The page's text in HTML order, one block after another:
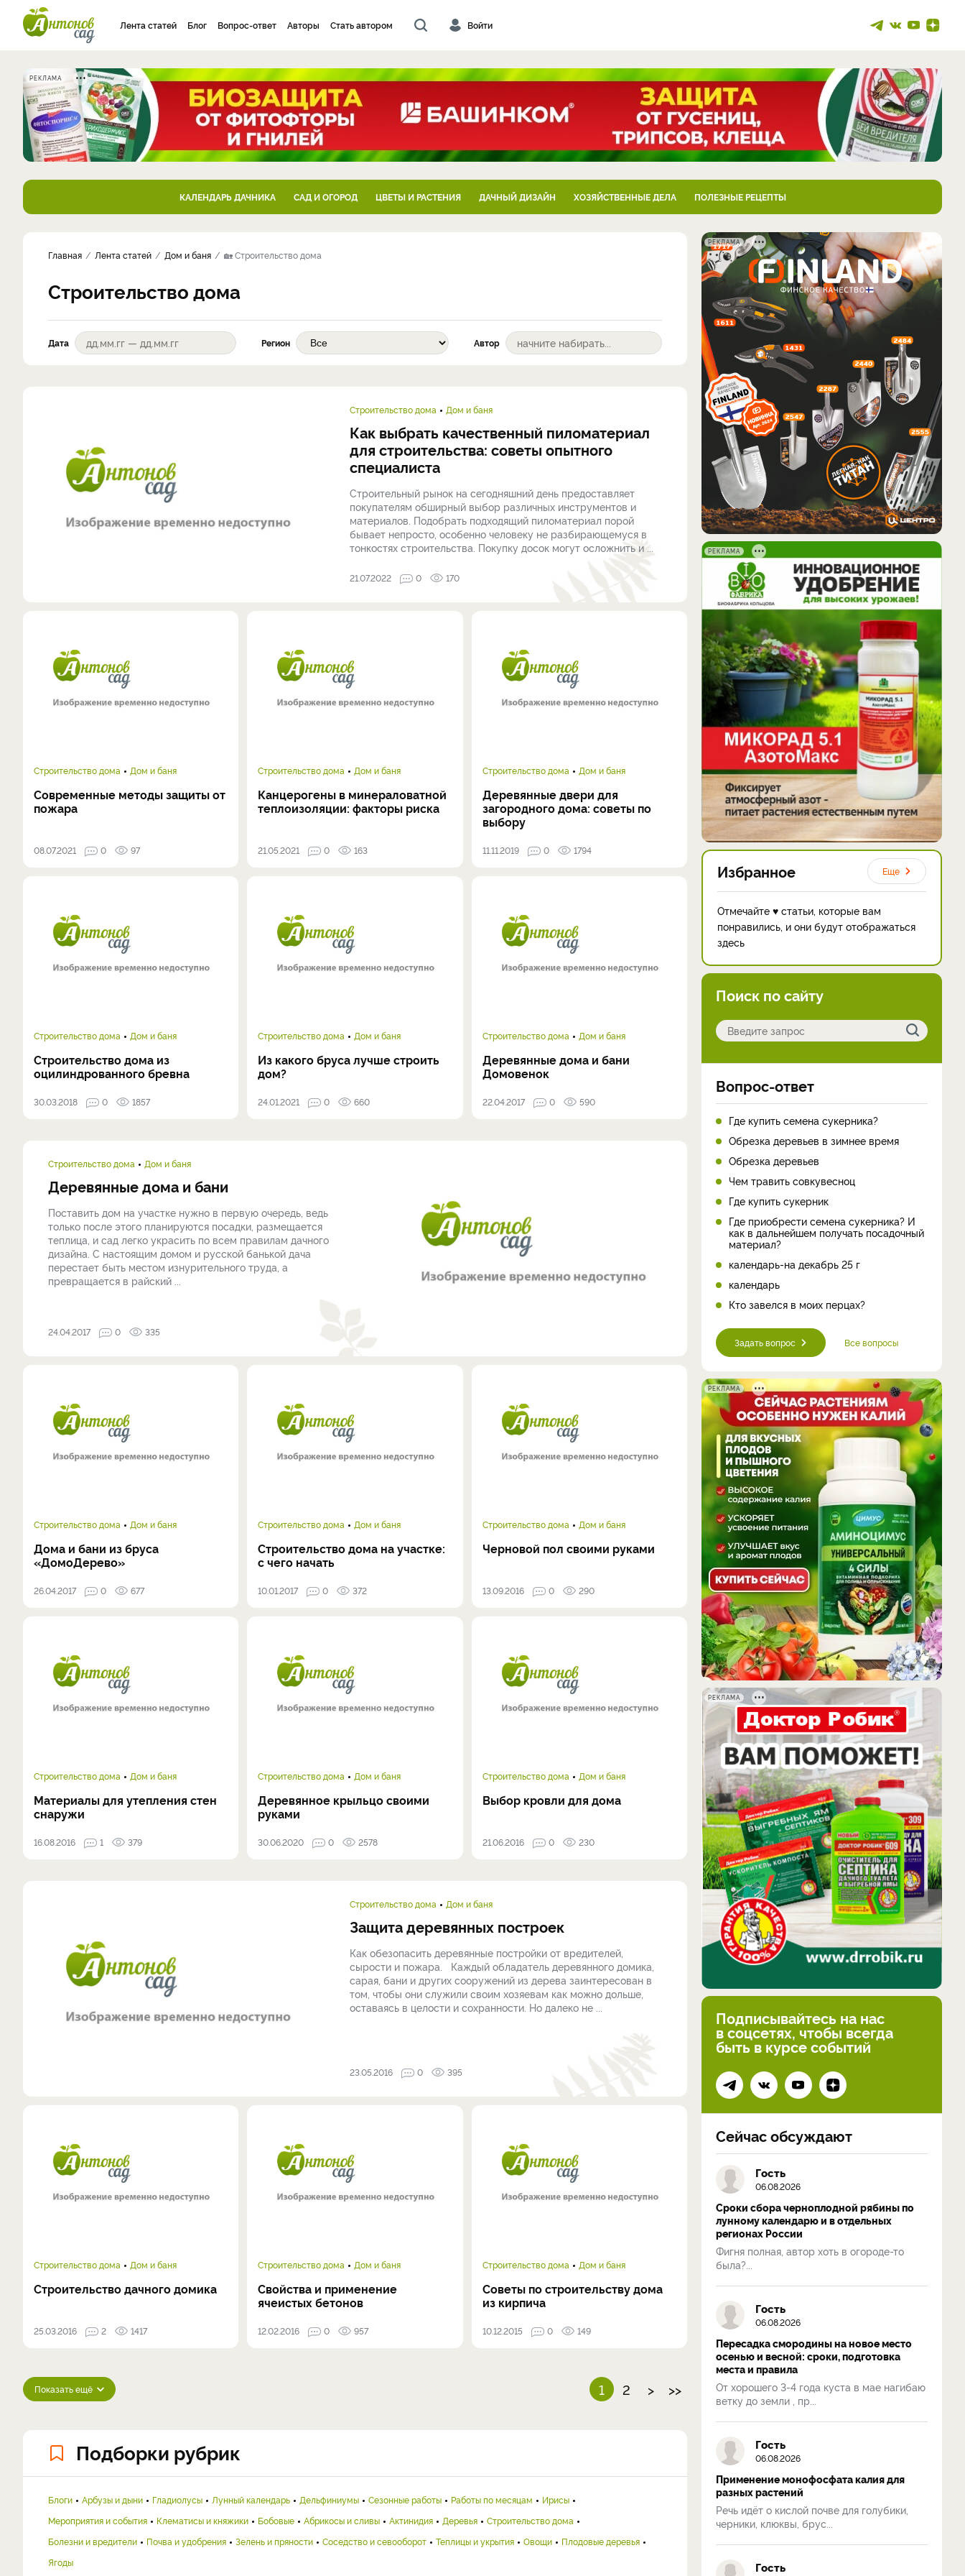
Лента статей Блог Вопрос-ответ Авторы Стать автором Войти
РЕКЛАМА
КАЛЕНДАРЬ ДАЧНИКА САД И ОГОРОД ЦВЕТЫ И РАСТЕНИЯ ДАЧНЫЙ ДИЗАЙН ХОЗЯЙСТВЕННЫЕ ДЕЛА ПОЛЕЗНЫЕ РЕЦЕПТЫ
Главная Лента статей Дом и баня 🏡 Строительство дома
Строительство дома
Дата Регион Автор
Строительство дома Дом и баня
Как выбрать качественный пиломатериал
для строительства: советы опытного
специалиста
Строительный рынок на сегодняшний день предоставляет
покупателям обширный выбор различных инструментов и
материалов. Подобрать подходящий пиломатериал порой
бывает непросто, особенно человеку не разбирающемуся в
тонкостях строительства. Покупку досок могут осложнить и ...
21.07.2022 0 170
Строительство дома Дом и баня
Современные методы защиты от
пожара
08.07.2021 0 97
Строительство дома Дом и баня
Канцерогены в минераловатной
теплоизоляции: факторы риска
21.05.2021 0 163
Строительство дома Дом и баня
Деревянные двери для
загородного дома: советы по
выбору
11.11.2019 0 1794
Строительство дома Дом и баня
Строительство дома из
оцилиндрованного бревна
30.03.2018 0 1857
Строительство дома Дом и баня
Из какого бруса лучше строить
дом?
24.01.2021 0 660
Строительство дома Дом и баня
Деревянные дома и бани
Домовенок
22.04.2017 0 590
Строительство дома Дом и баня
Деревянные дома и бани
Поставить дом на участке нужно в первую очередь, ведь
только после этого планируются посадки, размещается
теплица, и сад легко украсить по всем правилам дачного
дизайна. С настоящим домом и русской банькой дача
перестает быть местом изнурительного труда, а
превращается в райский ...
24.04.2017 0 335
Строительство дома Дом и баня
Дома и бани из бруса
«ДомоДерево»
26.04.2017 0 677
Строительство дома Дом и баня
Строительство дома на участке:
с чего начать
10.01.2017 0 372
Строительство дома Дом и баня
Черновой пол своими руками
13.09.2016 0 290
Строительство дома Дом и баня
Материалы для утепления стен
снаружи
16.08.2016 1 379
Строительство дома Дом и баня
Деревянное крыльцо своими
руками
30.06.2020 0 2578
Строительство дома Дом и баня
Выбор кровли для дома
21.06.2016 0 230
Строительство дома Дом и баня
Защита деревянных построек
Как обезопасить деревянные постройки от вредителей,
сырости и пожара. Каждый обладатель деревянного домика,
сарая, бани и других сооружений из дерева заинтересован в
том, чтобы они служили своим хозяевам как можно дольше,
оставаясь в целости и сохранности. Но далеко не ...
23.05.2016 0 395
Строительство дома Дом и баня
Строительство дачного домика
25.03.2016 2 1417
Строительство дома Дом и баня
Свойства и применение
ячеистых бетонов
12.02.2016 0 957
Строительство дома Дом и баня
Советы по строительству дома
из кирпича
10.12.2015 0 149
Показать ещё 1 2 > >>
Подборки рубрик
Блоги Арбузы и дыни Гладиолусы Лунный календарь Дельфиниумы Сезонные работы Работы по месяцам
Ирисы
Мероприятия и события
Клематисы и княжики Бобовые Абрикосы и сливы Актинидия Деревья
Строительство дома
Болезни и вредители
Почва и удобрения Зелень и пряности Соседство и севооборот Теплицы и укрытия Овощи
Плодовые деревья
Ягоды
РЕКЛАМА
РЕКЛАМА
Избранное Еще
Отмечайте ♥ статьи, которые вам
понравились, и они будут отображаться
здесь
Поиск по сайту
Вопрос-ответ
Где купить семена сукерника?
Обрезка деревьев в зимнее время
Обрезка деревьев
Чем травить совкувесноц
Где купить сукерник
Где приобрести семена сукерника? И
как в дальнейшем получать посадочный
материал?
календарь-на декабрь 25 г
календарь
Кто завелся в моих перцах?
Задать вопрос Все вопросы
РЕКЛАМА
РЕКЛАМА
Подписывайтесь на нас
в соцсетях, чтобы всегда
быть в курсе событий
Сейчас обсуждают
Гость
06.08.2026
Сроки сбора черноплодной рябины по
лунному календарю и в отдельных
регионах России
Фигня полная, автор хоть в огороде-то
была?...
Гость
06.08.2026
Пересадка смородины на новое место
осенью и весной: сроки, подготовка
места и правила
От хорошего 3-4 года куста в мае нагибаю
ветку до земли , пр...
Гость
06.08.2026
Применение монофосфата калия для
разных растений
Речь идёт о кислой почве для голубики,
черники, клюквы, брус...
Гость